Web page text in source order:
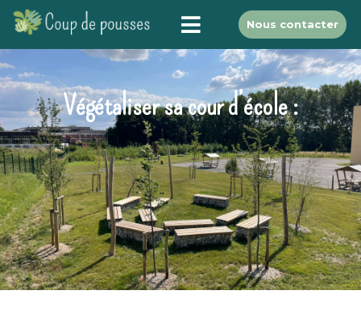
Nous contacter
Végétaliser sa cour d’école :